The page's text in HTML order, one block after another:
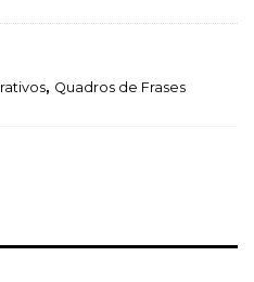
, Quadros de Frases